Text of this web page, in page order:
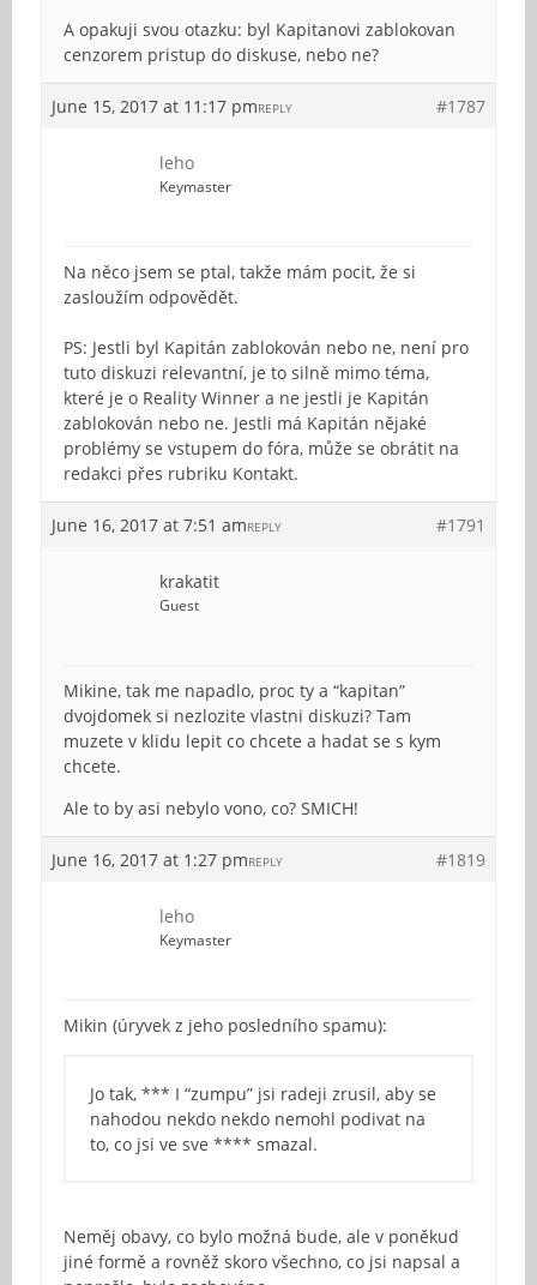
A opakuji svou otazku: byl Kapitanovi zablokovan
cenzorem pristup do diskuse, nebo ne?
June 15, 2017 at 11:17 pm #1787
REPLY
leho
Keymaster
Na něco jsem se ptal, takže mám pocit, že si
zasloužím odpovědět.
PS: Jestli byl Kapitán zablokován nebo ne, není pro
tuto diskuzi relevantní, je to silně mimo téma,
které je o Reality Winner a ne jestli je Kapitán
zablokován nebo ne. Jestli má Kapitán nějaké
problémy se vstupem do fóra, může se obrátit na
redakci přes rubriku Kontakt.
June 16, 2017 at 7:51 am #1791
REPLY
krakatit
Guest
Mikine, tak me napadlo, proc ty a “kapitan”
dvojdomek si nezlozite vlastni diskuzi? Tam
muzete v klidu lepit co chcete a hadat se s kym
chcete.
Ale to by asi nebylo vono, co? SMICH!
June 16, 2017 at 1:27 pm #1819
REPLY
leho
Keymaster
Mikin (úryvek z jeho posledního spamu):
Jo tak, *** I “zumpu” jsi radeji zrusil, aby se
nahodou nekdo nekdo nemohl podivat na
to, co jsi ve sve **** smazal.
Neměj obavy, co bylo možná bude, ale v poněkud
jiné formě a rovněž skoro všechno, co jsi napsal a